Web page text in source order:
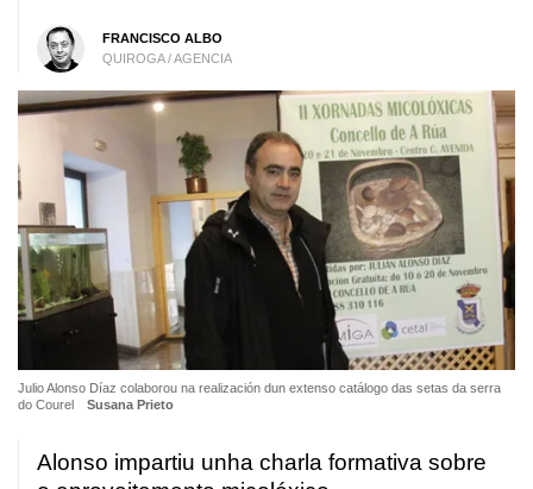
FRANCISCO ALBO
QUIROGA / AGENCIA
Julio Alonso Díaz colaborou na realización dun extenso catálogo das setas da serra
do Courel
Susana Prieto
Alonso impartiu unha charla formativa sobre